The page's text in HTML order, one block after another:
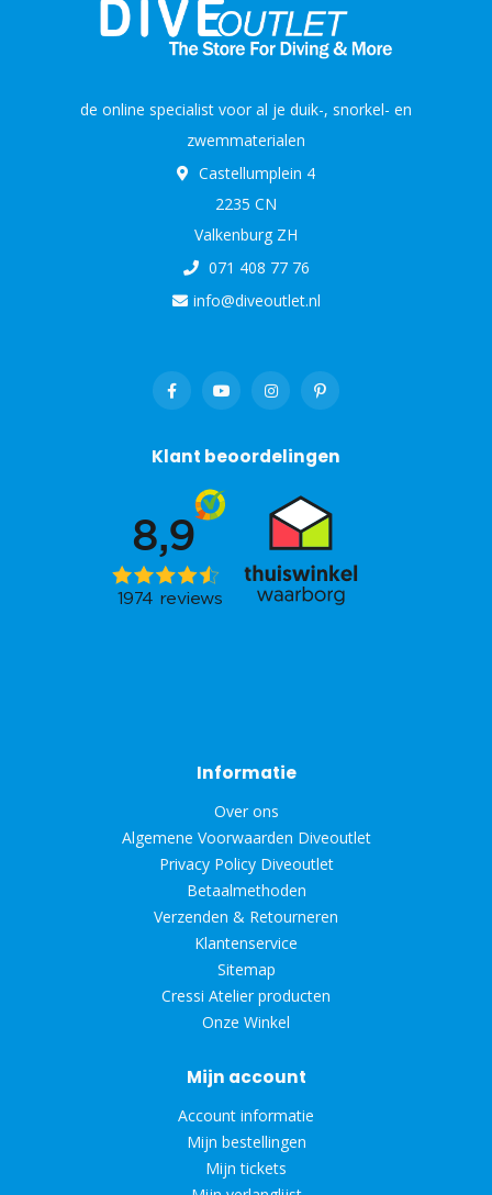
de online specialist voor al je duik-, snorkel- en
zwemmaterialen
Castellumplein 4
2235 CN
Valkenburg ZH
071 408 77 76
info@diveoutlet.nl
Klant beoordelingen
Informatie
Over ons
Algemene Voorwaarden Diveoutlet
Privacy Policy Diveoutlet
Betaalmethoden
Verzenden & Retourneren
Klantenservice
Sitemap
Cressi Atelier producten
Onze Winkel
Mijn account
Account informatie
Mijn bestellingen
Mijn tickets